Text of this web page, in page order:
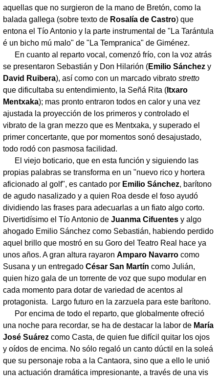
aquellas que no surgieron de la mano de Bretón, como la
balada gallega (sobre texto de Rosalía de Castro) que
entona el Tío Antonio y la parte instrumental de "La Tarántula
é un bicho mú malo" de "La Tempranica" de Giménez.
En cuanto al reparto vocal, comenzó frío, con la voz atrás
se presentaron Sebastián y Don Hilarión (Emilio Sánchez y
David Ruibera), así como con un marcado vibrato stretto
que dificultaba su entendimiento, la Señá Rita (Itxaro
Mentxaka); mas pronto entraron todos en calor y una vez
ajustada la proyección de los primeros y controlado el
vibrato de la gran mezzo que es Mentxaka, y superado el
primer concertante, que por momentos sonó desajustado,
todo rodó con pasmosa facilidad.
El viejo boticario, que en esta función y siguiendo las
propias palabras se transforma en un "nuevo rico y hortera
aficionado al golf", es cantado por Emilio Sánchez, barítono
de agudo nasalizado y a quien Roa desde el foso ayudó
dividiendo las frases para adecuarlas a un fiato algo corto.
Divertidísimo el Tío Antonio de Juanma Cifuentes y algo
ahogado Emilio Sánchez como Sebastián, habiendo perdido
aquel brillo que mostró en su Goro del Teatro Real hace ya
unos años. A gran altura rayaron Amparo Navarrocomo
Susana y un entregado César San Martín como Julián,
quien hizo gala de un torrente de voz que supo modular en
cada momento para dotar de variedad de acentos al
protagonista. Largo futuro en la zarzuela para este barítono.
Por encima de todo el reparto, que globalmente ofreció
una noche para recordar, se ha de destacar la labor de María
José Suárezcomo Casta, de quien fue difícil quitar los ojos
y oídos de encima. No sólo regaló un canto dúctil en la soleá
que su personaje roba a la Cantaora, sino que a ello le unió
una actuación dramática impresionante, a través de una vis